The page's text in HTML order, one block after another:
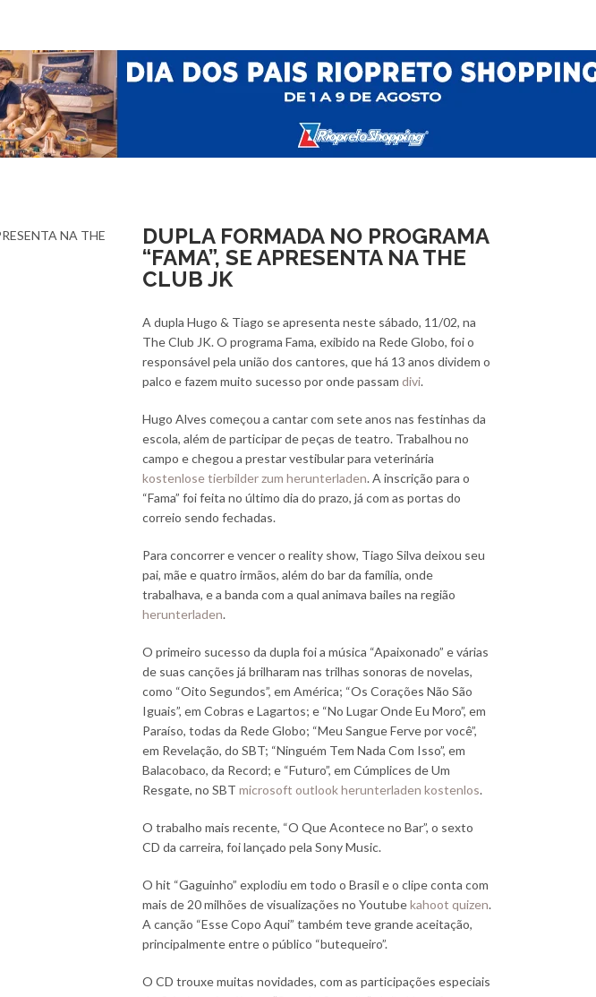
DUPLA FORMADA NO PROGRAMA
“FAMA”, SE APRESENTA NA THE
CLUB JK
A dupla Hugo & Tiago se apresenta neste sábado, 11/02, na
The Club JK. O programa Fama, exibido na Rede Globo, foi o
responsável pela união dos cantores, que há 13 anos dividem o
palco e fazem muito sucesso por onde passam divi.
Hugo Alves começou a cantar com sete anos nas festinhas da
escola, além de participar de peças de teatro. Trabalhou no
campo e chegou a prestar vestibular para veterinária
kostenlose tierbilder zum herunterladen. A inscrição para o
“Fama” foi feita no último dia do prazo, já com as portas do
correio sendo fechadas.
Para concorrer e vencer o reality show, Tiago Silva deixou seu
pai, mãe e quatro irmãos, além do bar da família, onde
trabalhava, e a banda com a qual animava bailes na região
herunterladen.
O primeiro sucesso da dupla foi a música “Apaixonado” e várias
de suas canções já brilharam nas trilhas sonoras de novelas,
como “Oito Segundos”, em América; “Os Corações Não São
Iguais”, em Cobras e Lagartos; e “No Lugar Onde Eu Moro”, em
Paraíso, todas da Rede Globo; “Meu Sangue Ferve por você”,
em Revelação, do SBT; “Ninguém Tem Nada Com Isso”, em
Balacobaco, da Record; e “Futuro”, em Cúmplices de Um
Resgate, no SBT microsoft outlook herunterladen kostenlos.
O trabalho mais recente, “O Que Acontece no Bar”, o sexto
CD da carreira, foi lançado pela Sony Music.
O hit “Gaguinho” explodiu em todo o Brasil e o clipe conta com
mais de 20 milhões de visualizações no Youtubekahoot quizen.
A canção “Esse Copo Aqui” também teve grande aceitação,
principalmente entre o público “butequeiro”.
O CD trouxe muitas novidades, com as participações especiais